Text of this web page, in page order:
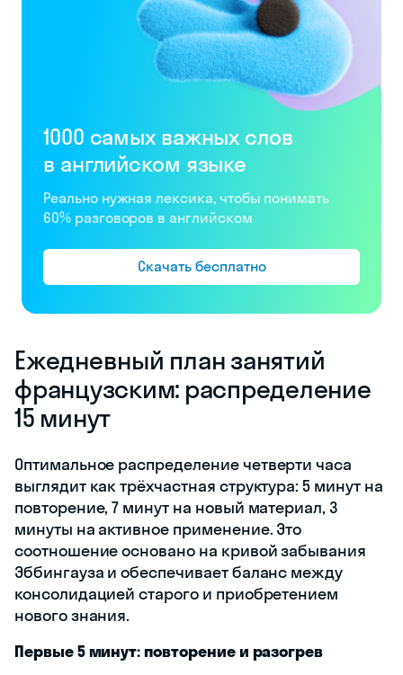
1000 самых важных слов
в английском языке
Реально нужная лексика, чтобы понимать
60% разговоров в английском
Скачать бесплатно
Ежедневный план занятий
французским: распределение
15 минут
Оптимальное распределение четверти часа
выглядит как трёхчастная структура: 5 минут на
повторение, 7 минут на новый материал, 3
минуты на активное применение. Это
соотношение основано на кривой забывания
Эббингауза и обеспечивает баланс между
консолидацией старого и приобретением
нового знания.
Первые 5 минут: повторение и разогрев